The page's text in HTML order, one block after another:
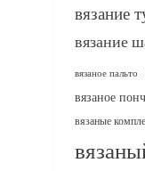
вязание
вязание
вязаное пальто
вязаное
вязаные